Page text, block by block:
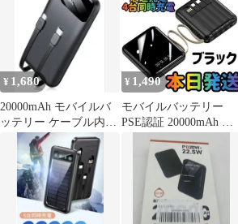
＆ Android 対応 5カラ
ー選択可能 充電器
#5S
¥ 1,680
20000mAh モバイルバ
ッテリー ケーブル内蔵
急速充電器 4台同時充
¥ 1,490
モバイルバッテリー
PSE認証 20000mAh ブ
ラック小型モバイルバ
ッテリー